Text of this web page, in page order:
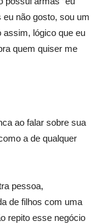
eu não gosto, sou um
assim, lógico que eu
quem quiser me
ao falar sobre sua
a de qualquer
pessoa,
de filhos com uma
repito esse negócio